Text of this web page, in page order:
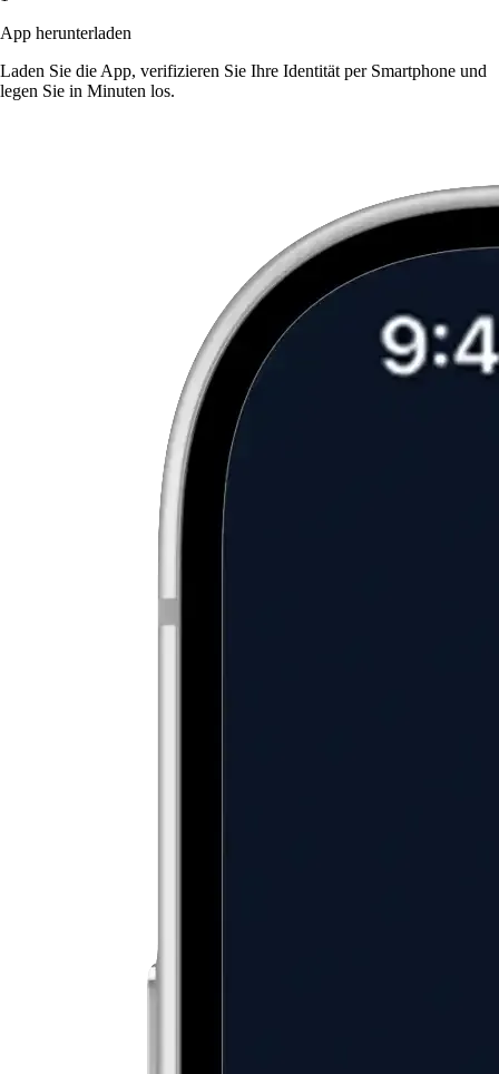
App herunterladen
Laden Sie die App, verifizieren Sie Ihre Identität per Smartphone und
legen Sie in Minuten los.